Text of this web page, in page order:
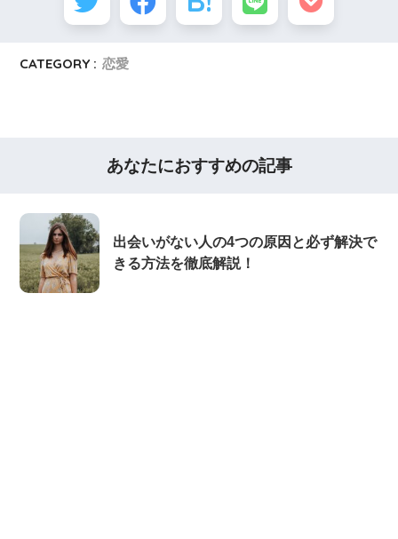
CATEGORY : 恋愛
あなたにおすすめの記事
出会いがない人の4つの原因と必ず解決で
きる方法を徹底解説！